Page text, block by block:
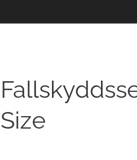
Size